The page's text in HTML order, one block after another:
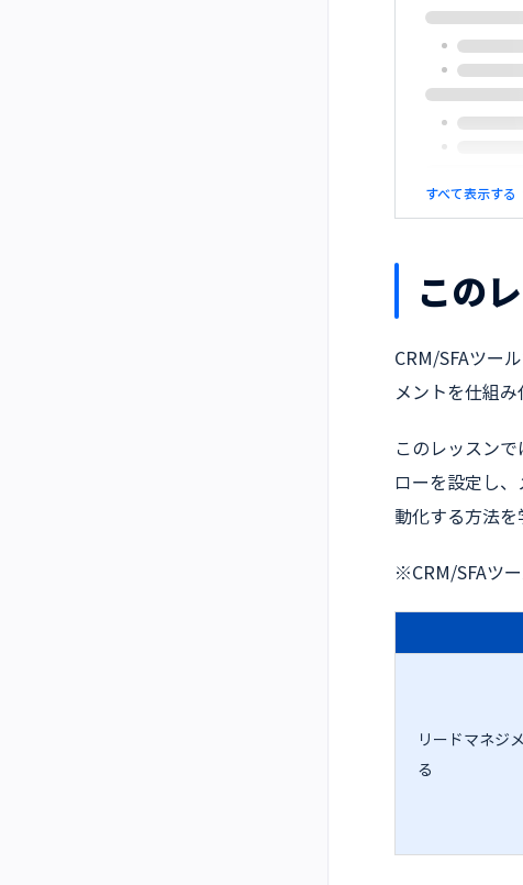
すべて表示する
この
CRM/SFAツー
メントを仕組
このレッスン
ローを設定し
動化する方法を
※CRM/SFAツ
リードマネジ
る